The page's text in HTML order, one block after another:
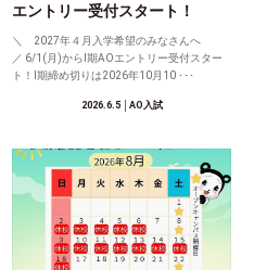
エントリー受付スタート！
＼ 2027年４月入学希望のみなさんへ
／ 6/1(月)からⅠ期AOエントリー受付スター
ト！Ⅰ期締め切りは2026年10月10 ･･･
2026.6.5│AO入試